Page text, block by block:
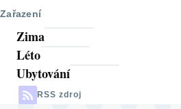
Zařazení
Zima
Léto
Ubytování
RSS zdroj